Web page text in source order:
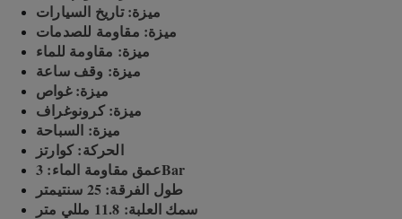
ميزة: تاريخ السيارات
ميزة: مقاومة للصدمات
ميزة: مقاومة للماء
ميزة: وقف ساعة
ميزة: غواص
ميزة: كرونوغراف
ميزة: السباحة
الحركة: كوارتز
عمق مقاومة الماء: 3Bar
طول الفرقة: 25 سنتيمتر
سمك العلبة: 11.8 مللي متر